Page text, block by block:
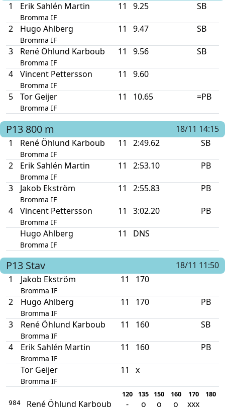
1
Erik Sahlén Martin
Bromma IF
11 9.25 SB
2 Hugo Ahlberg
Bromma IF
11 9.47 SB
3 René Öhlund Karboub
Bromma IF
11 9.56 SB
4 Vincent Pettersson
Bromma IF
11 9.60
5 Tor Geijer
Bromma IF
11 10.65 =PB
P13 800 m
18/11 14:15
1
René Öhlund Karboub
Bromma IF
11 2:49.62 SB
2 Erik Sahlén Martin
Bromma IF
11 2:53.10 PB
3 Jakob Ekström
Bromma IF
11 2:55.83 PB
4 Vincent Pettersson
Bromma IF
11 3:02.20 PB
Hugo Ahlberg
Bromma IF
11 DNS
P13 Stav
18/11 11:50
1
Jakob Ekström
Bromma IF
11 170
2 Hugo Ahlberg
Bromma IF
11 170 PB
3 René Öhlund Karboub
Bromma IF
11 160 SB
4 Erik Sahlén Martin
Bromma IF
11 160 PB
Tor Geijer
Bromma IF
11 x
120 135 150 160 170 180
984 René Öhlund Karboub - o o o xxx